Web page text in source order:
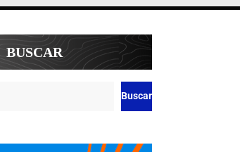
BUSCAR
Buscar